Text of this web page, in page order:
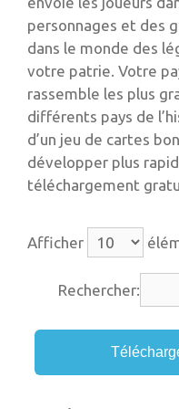
personnages et des
dans le monde des
votre patrie. Votre
rassemble les plus
différents pays de
d’un jeu de cartes
développer plus
téléchargement
Afficher
Rechercher: